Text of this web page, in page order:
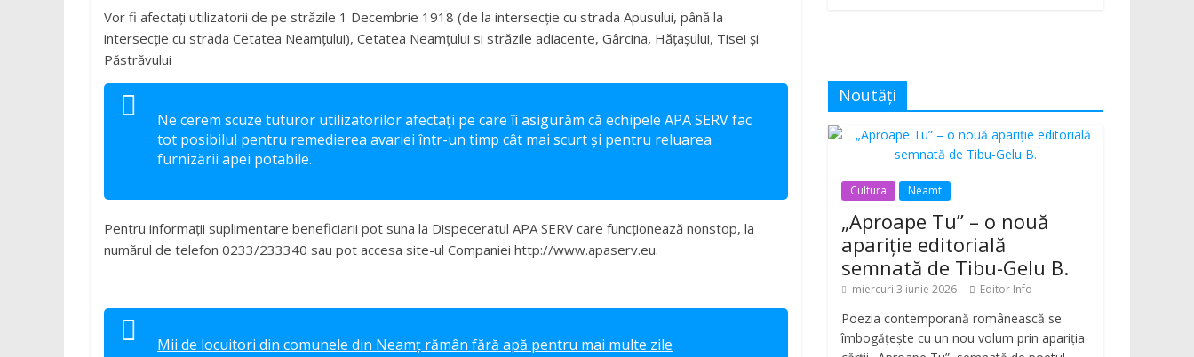
Girov
Vor fi afectați utilizatorii de pe străzile 1 Decembrie 1918 (de la intersecție cu strada Apusului, până la
intersecție cu strada Cetatea Neamțului), Cetatea Neamțului si străzile adiacente, Gârcina, Hățașului, Tisei și
Păstrăvului
Ne cerem scuze tuturor utilizatorilor afectați pe care îi asigurăm că echipele APA SERV fac
tot posibilul pentru remedierea avariei într-un timp cât mai scurt și pentru reluarea
furnizării apei potabile.
Pentru informații suplimentare beneficiarii pot suna la Dispeceratul APA SERV care funcționează nonstop, la
numărul de telefon 0233/233340 sau pot accesa site-ul Companiei http://www.apaserv.eu.
Mii de locuitori din comunele din Neamț rămân fără apă pentru mai multe zile
Noutăți
Cultura Neamt
„Aproape Tu” – o nouă
apariție editorială
semnată de Tibu-Gelu B.
miercuri 3 iunie 2026 Editor Info
Poezia contemporană românească se
îmbogățește cu un nou volum prin apariția